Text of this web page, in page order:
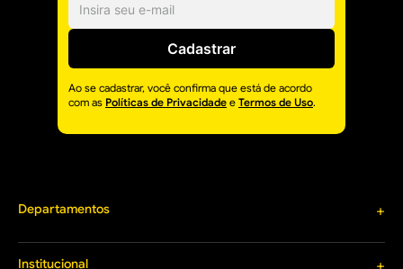
Cadastrar
Ao se cadastrar, você confirma que está de acordo
com as Políticas de Privacidade e Termos de Uso.
Departamentos +
Louças e Metais
Institucional